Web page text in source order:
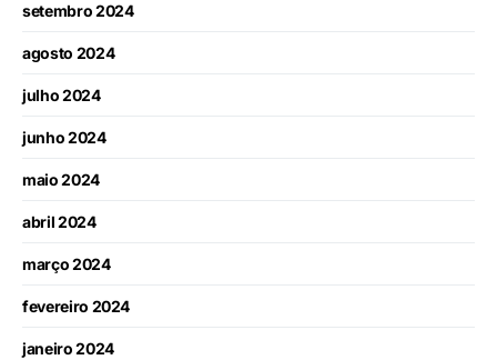
setembro 2024
agosto 2024
julho 2024
junho 2024
maio 2024
abril 2024
março 2024
fevereiro 2024
janeiro 2024